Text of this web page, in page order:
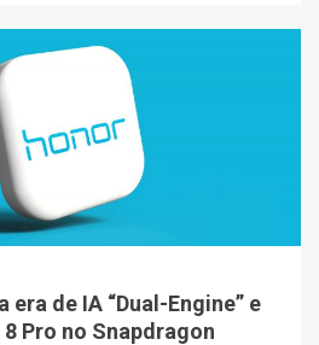
era de IA “Dual-Engine” e
Pro no Snapdragon